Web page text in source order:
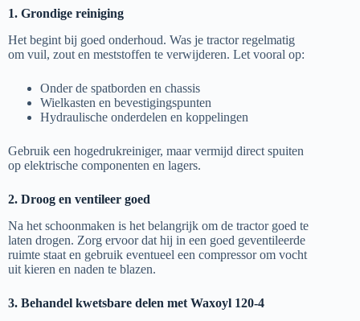
1. Grondige reiniging
Het begint bij goed onderhoud. Was je tractor regelmatig
om vuil, zout en meststoffen te verwijderen. Let vooral op:
Onder de spatborden en chassis
Wielkasten en bevestigingspunten
Hydraulische onderdelen en koppelingen
Gebruik een hogedrukreiniger, maar vermijd direct spuiten
op elektrische componenten en lagers.
2. Droog en ventileer goed
Na het schoonmaken is het belangrijk om de tractor goed te
laten drogen. Zorg ervoor dat hij in een goed geventileerde
ruimte staat en gebruik eventueel een compressor om vocht
uit kieren en naden te blazen.
3. Behandel kwetsbare delen met Waxoyl 120-4